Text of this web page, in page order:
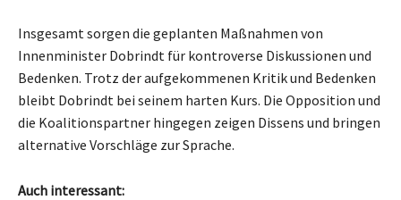
Insgesamt sorgen die geplanten Maßnahmen von
Innenminister Dobrindt für kontroverse Diskussionen und
Bedenken. Trotz der aufgekommenen Kritik und Bedenken
bleibt Dobrindt bei seinem harten Kurs. Die Opposition und
die Koalitionspartner hingegen zeigen Dissens und bringen
alternative Vorschläge zur Sprache.
Auch interessant: